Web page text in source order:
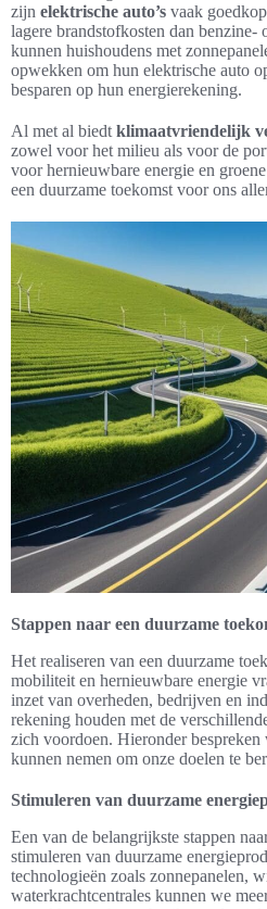
zijn elektrische auto’s vaak
lagere brandstofkosten dan benzine-
kunnen huishoudens met
opwekken om hun elektrische auto
besparen op hun energierekening.
Al met al biedt klimaatvriendelijk
zowel voor het milieu als voor de
voor hernieuwbare energie en
een duurzame toekomst voor ons
Stappen naar een duurzame
Het realiseren van een duurzame
mobiliteit en hernieuwbare energie
inzet van overheden, bedrijven en
rekening houden met de
zich voordoen. Hieronder bespreken
kunnen nemen om onze doelen te
Stimuleren van duurzame
Een van de belangrijkste stappen
stimuleren van duurzame
technologieën zoals zonnepanelen,
waterkrachtcentrales kunnen we